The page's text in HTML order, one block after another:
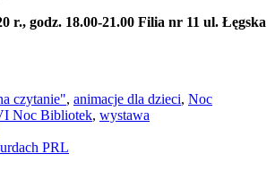
r., godz. 18.00-21.00 Filia nr 11 ul. Łęgska
czytanie", animacje dla dzieci, Noc
Noc Bibliotek, wystawa
PRL